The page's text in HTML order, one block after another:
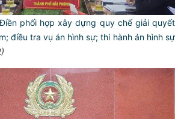
phối hợp xây dựng quy chế giải quyết
điều tra vụ án hình sự; thi hành án hình sự